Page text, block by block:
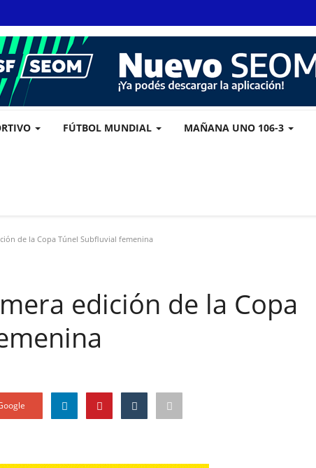
FÚTBOL MUNDIAL MAÑANA UNO 106-3
de la Copa Túnel Subfluvial femenina
edición de la Copa